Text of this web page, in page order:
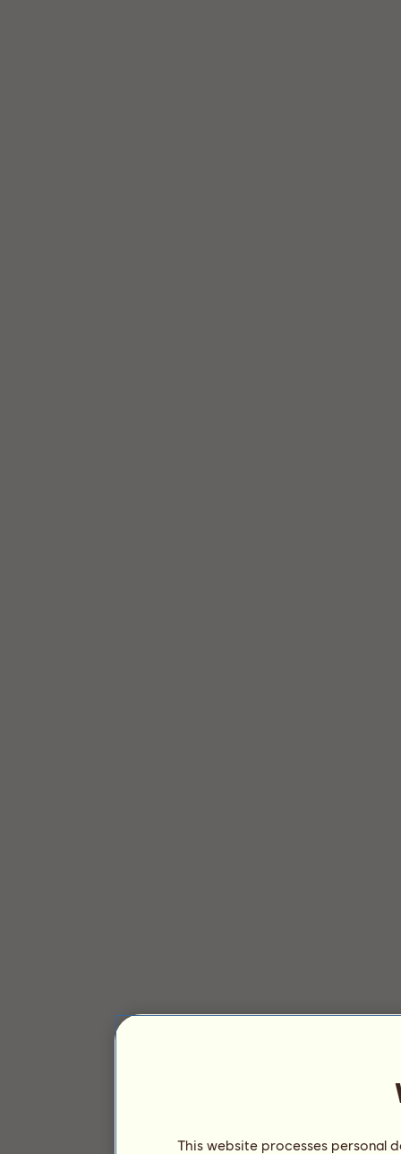
This website processes personal